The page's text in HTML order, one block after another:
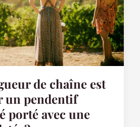
de chaîne est
un pendentif
porté avec une